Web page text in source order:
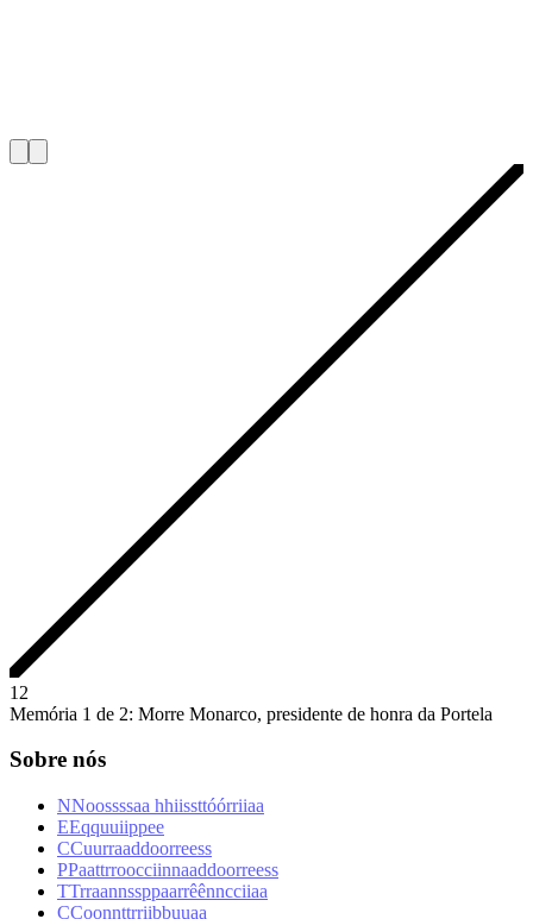
1 2
Memória 1 de 2: Morre Monarco, presidente de honra da Portela
Sobre nós
NNoossssaa hhiissttóórriiaa
EEqquuiippee
CCuurraaddoorreess
PPaattrroocciinnaaddoorreess
TTrraannssppaarrêênncciiaa
CCoonnttrriibbuuaa